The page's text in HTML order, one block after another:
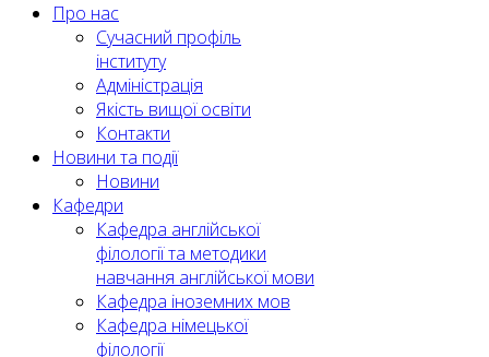
Про нас
Сучасний профіль
інституту
Адміністрація
Якість вищої освіти
Контакти
Новини та події
Новини
Кафедри
Кафедра англійської
філології та методики
навчання англійської мови
Кафедра іноземних мов
Кафедра німецької
філології